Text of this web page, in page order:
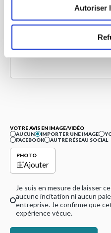
Autoriser
VOTRE AVIS EN IMAGE/VIDÉO
AUCUN
IMPORTER UNE IMAGE
FACEBOOK
AUTRE RÉSEAU SOCIAL
PHOTO
Ajouter
Je suis en mesure de laisser
aucune incitation ni aucun
entreprise. Je confirme que
expérience vécue.